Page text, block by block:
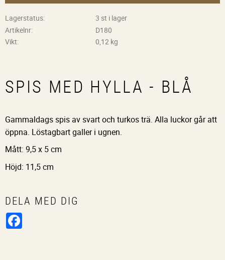
Lagerstatus
3 st i lager
Artikelnr
D180
Vikt
0,12 kg
SPIS MED HYLLA - BLÅ
Gammaldags spis av svart och turkos trä. Alla luckor går att
öppna. Löstagbart galler i ugnen.
Mått: 9,5 x 5 cm
Höjd: 11,5 cm
DELA MED DIG